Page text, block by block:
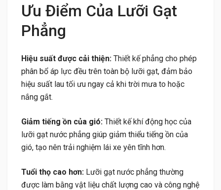
Ưu Điểm Của Lưỡi Gạt
Phẳng
Hiệu suất được cải thiện: Thiết kế phẳng cho phép
phân bổ áp lực đều trên toàn bộ lưỡi gạt, đảm bảo
hiệu suất lau tối ưu ngay cả khi trời mưa to hoặc
nắng gắt.
Giảm tiếng ồn của gió: Thiết kế khí động học của
lưỡi gạt nước phẳng giúp giảm thiểu tiếng ồn của
gió, tạo nên trải nghiệm lái xe yên tĩnh hơn.
Tuổi thọ cao hơn: Lưỡi gạt nước phẳng thường
được làm bằng vật liệu chất lượng cao và công nghệ